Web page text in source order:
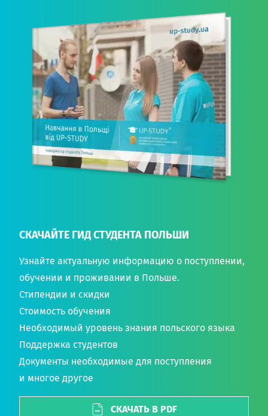
СКАЧАЙТЕ ГИД СТУДЕНТА ПОЛЬШИ
Узнайте актуальную информацию о поступлении,
обучении и проживании в Польше.
Стипендии и скидки
Стоимость обучения
Необходимый уровень знания польского языка
Поддержка студентов
Документы необходимые для поступления
и многое другое
СКАЧАТЬ В PDF